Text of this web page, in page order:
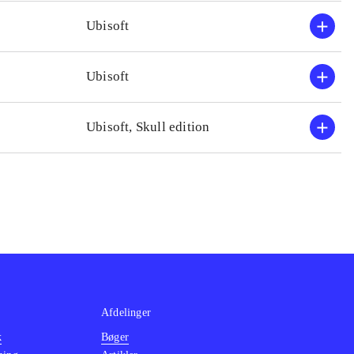
Efterfølgeren, fra 2014,
ensformigt gameplay.
Ubisoft
Ubisoft
Ubisoft, Skull edition
Afdelinger
Bøger